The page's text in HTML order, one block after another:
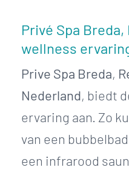
Privé Spa
wellness
Prive Spa Breda,
Nederland, biedt
ervaring aan. Zo
van een
een infrarood